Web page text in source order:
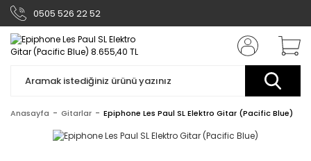
0505 526 22 52
Anasayfa Gitarlar Epiphone Les Paul SL Elektro Gitar (Pacific Blue)